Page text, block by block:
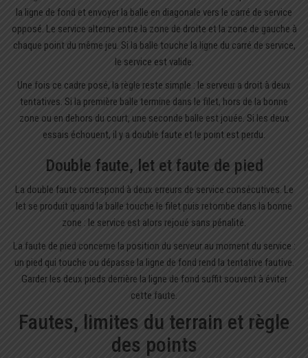
la ligne de fond et envoyer la balle en diagonale vers le carré de service
opposé. Le service alterne entre la zone de droite et la zone de gauche à
chaque point du même jeu. Si la balle touche la ligne du carré de service,
le service est valide.
Une fois ce cadre posé, la règle reste simple : le serveur a droit à deux
tentatives. Si la première balle termine dans le filet, hors de la bonne
zone ou en dehors du court, une seconde balle est jouée. Si les deux
essais échouent, il y a double faute et le point est perdu.
Double faute, let et faute de pied
La double faute correspond à deux erreurs de service consécutives. Le
let se produit quand la balle touche le filet puis retombe dans la bonne
zone : le service est alors rejoué sans pénalité.
La faute de pied concerne la position du serveur au moment du service :
un pied qui touche ou dépasse la ligne de fond rend la tentative fautive.
Garder les deux pieds derrière la ligne de fond suffit souvent à éviter
cette faute.
Fautes, limites du terrain et règle
des points